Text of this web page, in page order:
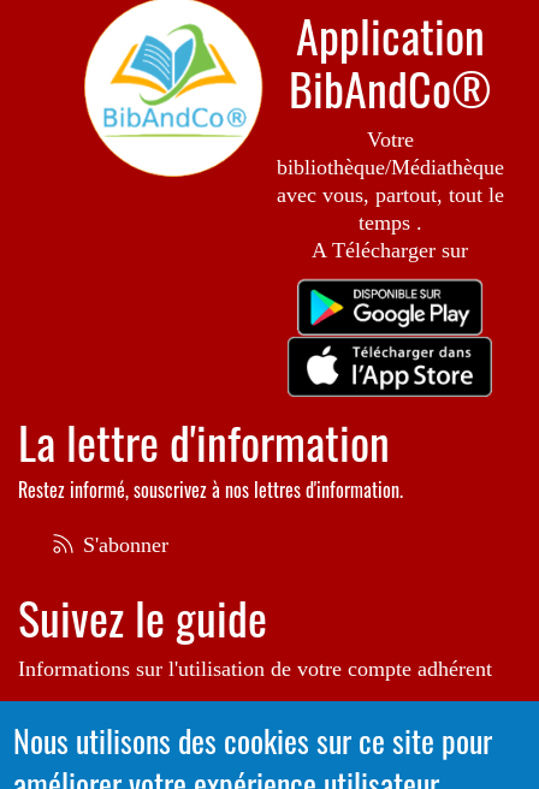
Application
BibAndCo®
Votre
bibliothèque/Médiathèque
avec vous, partout, tout le
temps .
A Télécharger sur
La lettre d'information
Restez informé, souscrivez à nos lettres d'information.
S'abonner
Suivez le guide
Informations sur l'utilisation de votre compte adhérent
Voir le guide
Nous utilisons des cookies sur ce site pour